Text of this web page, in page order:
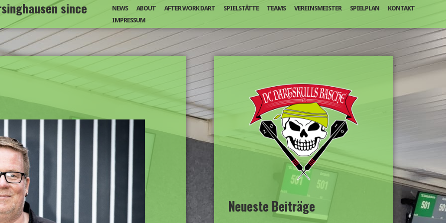
since NEWS ABOUT AFTER WORK DART SPIELSTÄTTE TEAMS VEREINSMEISTER SPIELPLAN
KONTAKT
IMPRESSUM
Neueste Beiträge